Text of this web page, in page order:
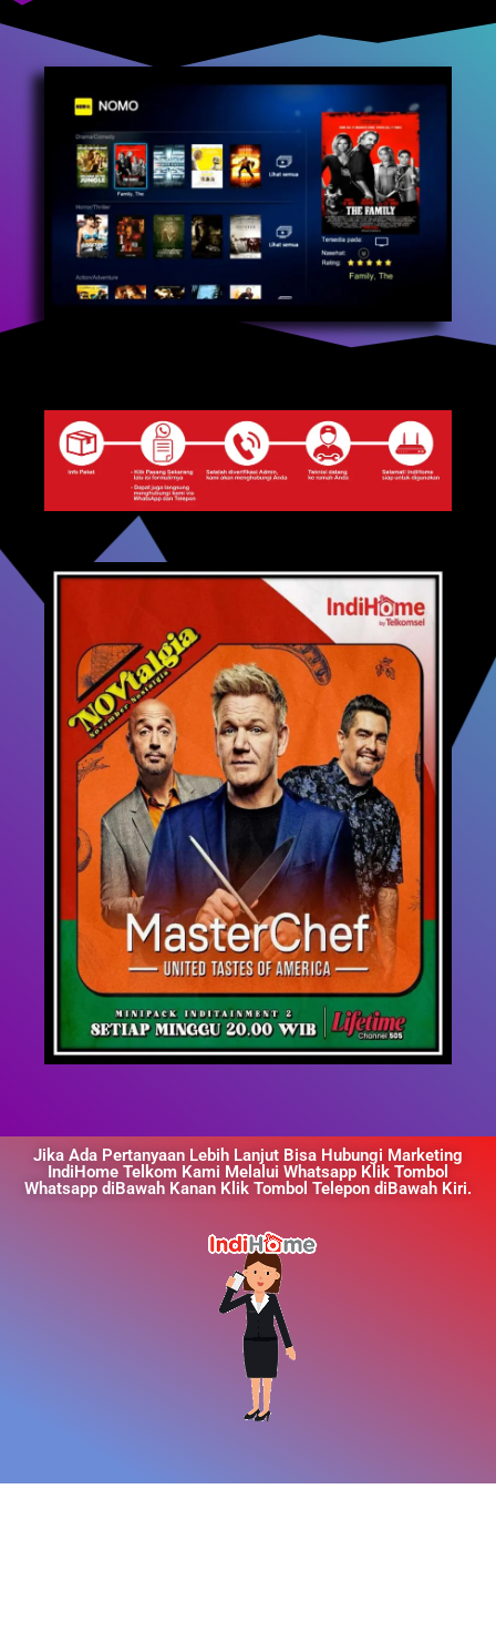
Jika Ada Pertanyaan Lebih Lanjut Bisa Hubungi Marketing
IndiHome Telkom Kami Melalui Whatsapp Klik Tombol
Whatsapp diBawah Kanan Klik Tombol Telepon diBawah Kiri.